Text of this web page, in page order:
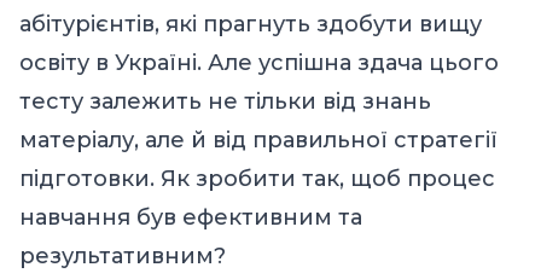
абітурієнтів, які прагнуть здобути вищу
освіту в Україні. Але успішна здача цього
тесту залежить не тільки від знань
матеріалу, але й від правильної стратегії
підготовки. Як зробити так, щоб процес
навчання був ефективним та
результативним?